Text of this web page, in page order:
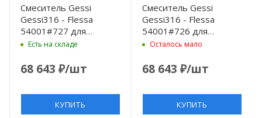
Смеситель Gessi
Gessi316 - Flessa
54001#727 для
раковины на 1 отв. с
излив 12.3 см, цвет
Есть на складе
68 643 ₽/шт
КУПИТЬ
Смеситель Gessi
Gessi316 - Flessa
54001#726 для
раковины на 1 отв. с
излив 12.3 см, цвет
Осталось мало
68 643 ₽/шт
КУПИТЬ